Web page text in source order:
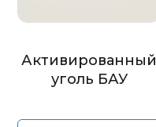
Активированный
уголь БАУ